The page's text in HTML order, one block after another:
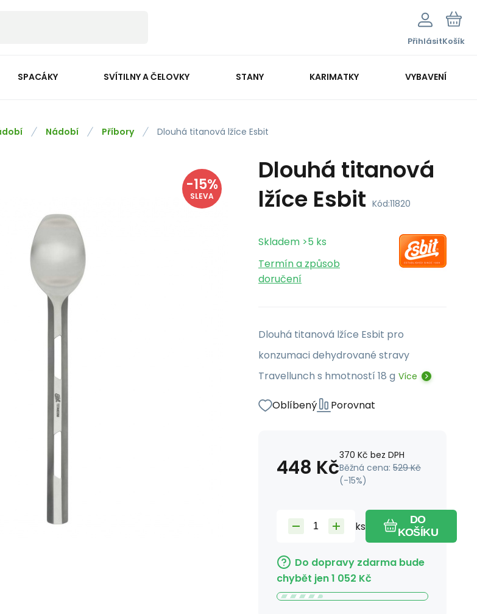
PřihlásitKošík
SPACÁKY SVÍTILNY A ČELOVKY STANY KARIMATKY VYBAVENÍ
Nádobí Příbory Dlouhá titanová lžíce Esbit
-15%
SLEVA
Dlouhá titanová
lžíce Esbit Kód:11820
Skladem >5 ks
Termín a způsob
doručení
Dlouhá titanová lžíce Esbit pro
konzumaci dehydrované stravy
Travellunch s hmotností 18 g Více
Oblíbený Porovnat
448 Kč370 Kč bez DPH
Běžná cena: 529 Kč
(-15%)
ks
DO
KOŠÍKU
Do dopravy zdarma bude
chybět jen1 052 Kč